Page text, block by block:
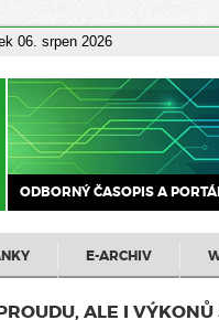
06. srpen 2026
ODBORNÝ ČASOPIS A
E-ARCHIV
ALE I VÝKONŮ